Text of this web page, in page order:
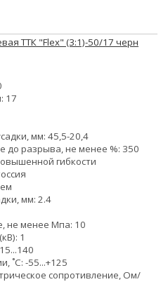
ТТК "Flex" (3:1)-50/17 черн
17
мм: 45,5-20,4
до разрыва, не менее %: 350
гибкости
мм: 2.4
не менее Мпа: 10
1
˚С: -55...+125
сопротивление, Ом/